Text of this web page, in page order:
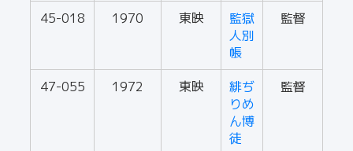
45-018 1970 東映
監獄
人別
帳
監督
47-055 1972 東映
緋ぢ
りめ
ん博
徒
監督